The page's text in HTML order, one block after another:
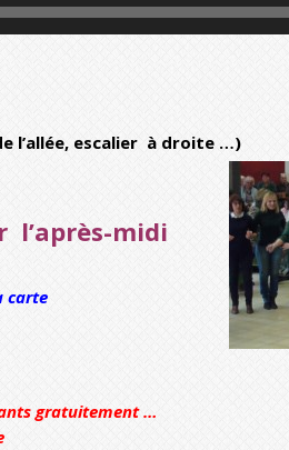
l’allée, escalier à droite …)
l’après-midi
carte
gratuitement …